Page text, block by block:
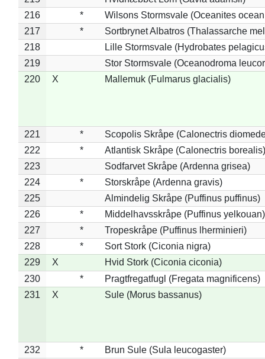
216
*
Wilsons Stormsvale (Oceanites
217
*
Sortbrynet Albatros (Thalassarche
218
Lille Stormsvale (Hydrobates
219
Stor Stormsvale (Oceanodroma
220
X Mallemuk (Fulmarus glacialis)
221 *
Scopolis Skråpe (Calonectris
222
*
Atlantisk Skråpe (Calonectris borealis)
223
Sodfarvet Skråpe (Ardenna grisea)
224
*
Storskråpe (Ardenna gravis)
225
Almindelig Skråpe (Puffinus puffinus)
226
*
Middelhavsskråpe (Puffinus yelkouan)
227
*
Tropeskråpe (Puffinus lherminieri)
228
*
Sort Stork (Ciconia nigra)
229
X
Hvid Stork (Ciconia ciconia)
230
*
Pragtfregatfugl (Fregata magnificens)
231
X Sule (Morus bassanus)
232 *
Brun Sule (Sula leucogaster)